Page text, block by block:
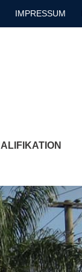
IMPRESSUM